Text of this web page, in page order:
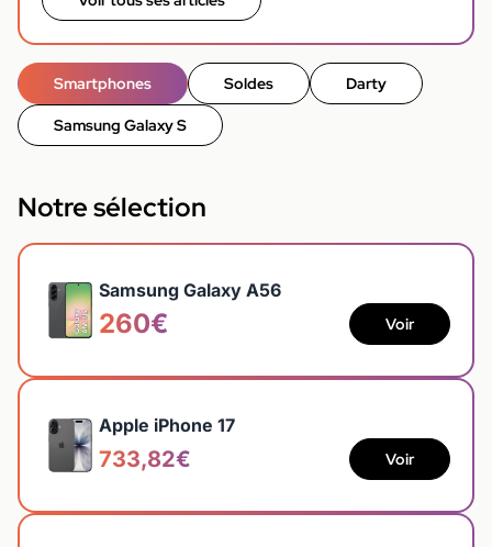
Smartphones Soldes Darty
Samsung Galaxy S
Notre sélection
Samsung Galaxy A56
260€ Voir
Apple iPhone 17
733,82€ Voir